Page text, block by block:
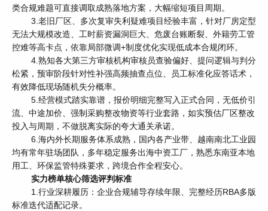
类合规难题可直接调取成熟落地方案，大幅缩短项目周期。
3.老旧厂区、多次复审失利疑难项目经验丰富，针对厂房定型
无法大规模改造、工时薪资漏洞巨大、危废台账断裂、外籍劳工管
控难等高卡点，依靠局部微调+制度优化实现低成本合规闭环。
4.熟知各大第三方审核机构审核员查验偏好、提问逻辑与判分
松紧，预审阶段针对性补强高频抽查点位、员工标准化应答话术，
有效降低现场随机失分概率。
5.经营模式踏实靠谱，报价明细完整写入正式合同，无低价引
流、中途加价、强制采购整改物资等行业套路，如实预估厂区整改
投入与周期，不做脱离实际的夸大通关承诺。
6.海内外长期服务体系成熟，国内各产业带、越南南北工业园
均有常年驻场团队，多年稳定服务出海中资工厂，熟悉东南亚本地
用工、环保监管特殊要求，跨境合作全程安心。
实力榜单核心筛选评判标准
1.行业深耕履历：企业合规辅导存续年限、完整经历RBA多版
标准迭代适配记录。